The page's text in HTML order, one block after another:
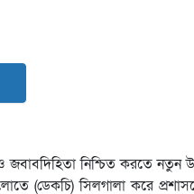
নিশ্চিত করতে নতুন
(ডেকচি) সিলগালা করে